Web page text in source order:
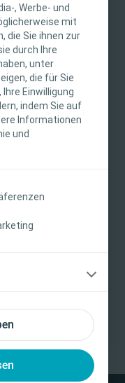
, Werbe- und
mit
die Sie ihnen zur
durch Ihre
unter
die für Sie
Einwilligung
indem Sie auf
Informationen
und
medizinisches
ist für
individuellen
für die
liegt beim
(IFU) des
sorgfältig zu
Fachkraft